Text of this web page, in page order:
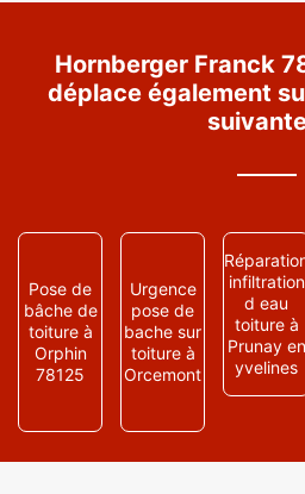
Hornberger Franck
déplace également
Pose de
bâche de
toiture à
Orphin
78125
Urgence
pose de
bache sur
toiture à
Orcemont
infiltration
d eau
toiture à
Prunay en
yvelines